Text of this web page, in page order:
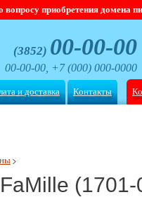
приобретения домена
(3852) 00-00-00
00-00-00, +7 (000) 000-0000
и доставка Контакты
(1701-